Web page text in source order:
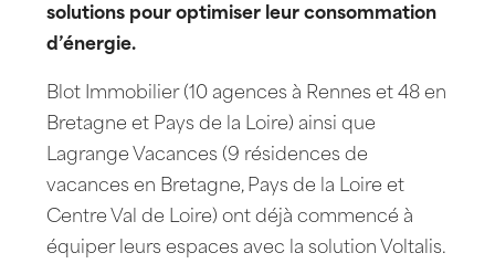
solutions pour optimiser leur consommation
d’énergie.
Blot Immobilier (10 agences à Rennes et 48 en
Bretagne et Pays de la Loire) ainsi que
Lagrange Vacances (9 résidences de
vacances en Bretagne, Pays de la Loire et
Centre Val de Loire) ont déjà commencé à
équiper leurs espaces avec la solution Voltalis.